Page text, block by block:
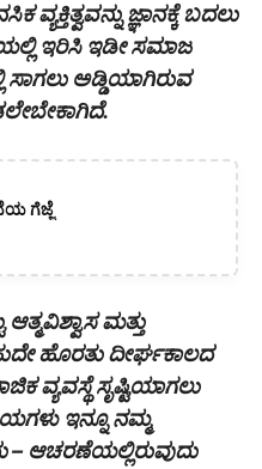
ಜ್ಞಾನಕ್ಕೆ ಬದಲು
ಇರಿಸಿ ಇಡೀ ಸಮಾಜ
ಅಡ್ಡಿಯಾಗಿರುವ
ಗೆಜ್ಜೆ
ಮತ್ತು
ಹೊರತು ದೀರ್ಘಕಾಲದ
ವ್ಯವಸ್ಥೆ ಸೃಷ್ಟಿಯಾಗಲು
ಇನ್ನೂ ನಮ್ಮ
– ಆಚರಣೆಯಲ್ಲಿರುವುದು